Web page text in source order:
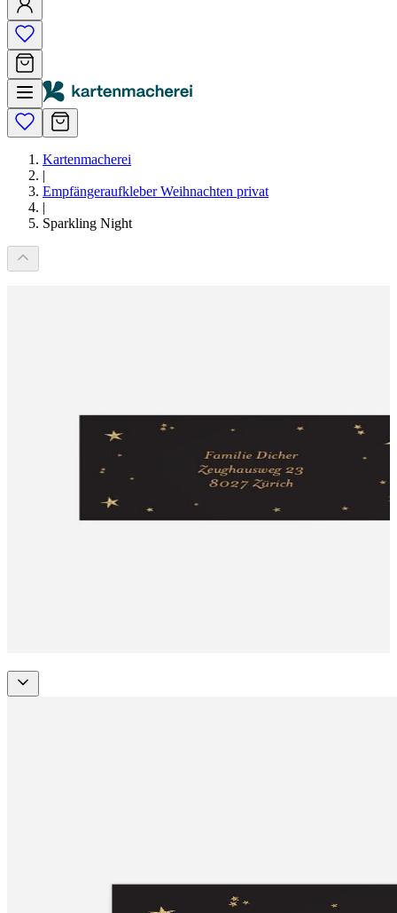
Kartenmacherei
|
Empfängeraufkleber Weihnachten privat
|
Sparkling Night